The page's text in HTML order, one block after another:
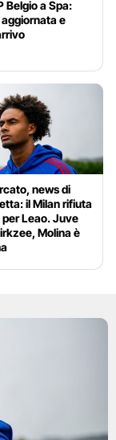
Belgio a Spa:
e
news di
il Milan rifiuta
Leao. Juve
Molina è